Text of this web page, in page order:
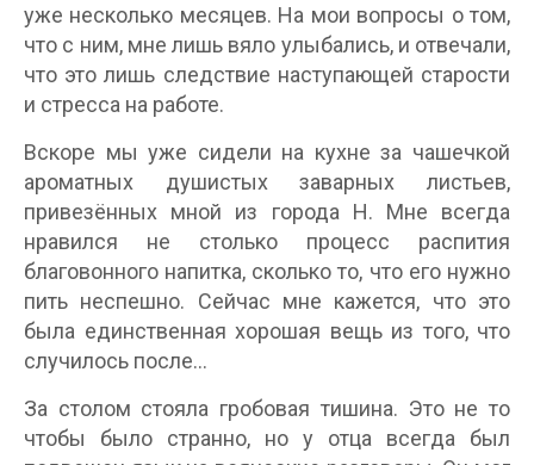
уже несколько месяцев. На мои вопросы о том,
что с ним, мне лишь вяло улыбались, и отвечали,
что это лишь следствие наступающей старости
и стресса на работе.
Вскоре мы уже сидели на кухне за чашечкой
ароматных душистых заварных листьев,
привезённых мной из города Н. Мне всегда
нравился не столько процесс распития
благовонного напитка, сколько то, что его нужно
пить неспешно. Сейчас мне кажется, что это
была единственная хорошая вещь из того, что
случилось после…
За столом стояла гробовая тишина. Это не то
чтобы было странно, но у отца всегда был